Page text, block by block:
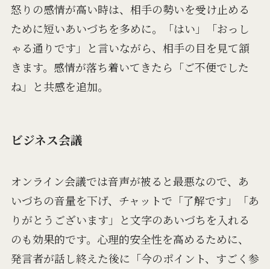
怒りの感情が高い時は、相手の勢いを受け止める
ために短いあいづちを多めに。「はい」「おっし
ゃる通りです」と言いながら、相手の目を見て頷
きます。感情が落ち着いてきたら「ご不便でした
ね」と共感を追加。
ビジネス会議
オンライン会議では音声が被ると最悪なので、あ
いづちの音量を下げ、チャットで「了解です」「あ
りがとうございます」と文字のあいづちを入れる
のも効果的です。心理的安全性を高めるために、
発言者が話し終えた後に「今のポイント、すごく参